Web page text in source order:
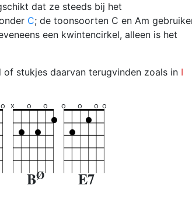
dat ze steeds bij het
C; de toonsoorten C en Am
een kwintencirkel, alleen is het
stukjes daarvan terugvinden zoals in I
o x o o
BØ
o o o o
E7